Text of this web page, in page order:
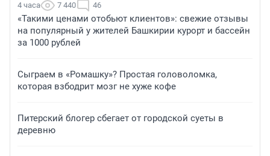
4 часа 7 440 46
«Такими ценами отобьют клиентов»: свежие отзывы
на популярный у жителей Башкирии курорт и бассейн
за 1000 рублей
Сыграем в «Ромашку»? Простая головоломка,
которая взбодрит мозг не хуже кофе
Питерский блогер сбегает от городской суеты в
деревню